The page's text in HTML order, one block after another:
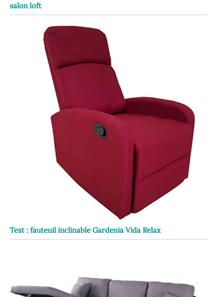
salon loft
Test : fauteuil inclinable Gardenia Vida Relax